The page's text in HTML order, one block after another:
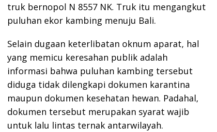
truk bernopol N 8557 NK. Truk itu mengangkut
puluhan ekor kambing menuju Bali.
Selain dugaan keterlibatan oknum aparat, hal
yang memicu keresahan publik adalah
informasi bahwa puluhan kambing tersebut
diduga tidak dilengkapi dokumen karantina
maupun dokumen kesehatan hewan. Padahal,
dokumen tersebut merupakan syarat wajib
untuk lalu lintas ternak antarwilayah.